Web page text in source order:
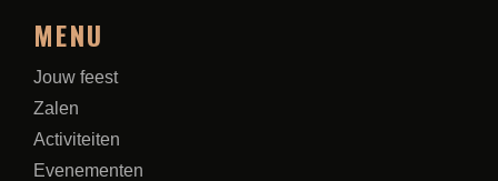
MENU
Jouw feest
Zalen
Activiteiten
Evenementen